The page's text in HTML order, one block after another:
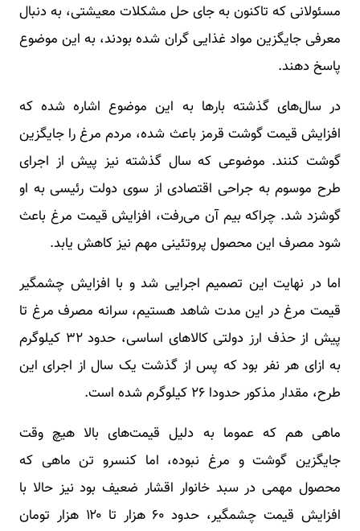
مسئولانی که تاکنون به جای حل مشکلات معیشتی، به دنبال
معرفی جایگزین مواد غذایی گران شده بودند، به این موضوع
پاسخ دهند.
در سال‌های گذشته بارها به این موضوع اشاره شده که
افزایش قیمت گوشت قرمز باعث شده، مردم مرغ را جایگزین
گوشت کنند. موضوعی که سال گذشته نیز پیش از اجرای
طرح موسوم به جراحی اقتصادی از سوی دولت رئیسی به او
گوشزد شد. چراکه بیم آن می‌رفت، افزایش قیمت مرغ باعث
شود مصرف این محصول پروتئینی مهم نیز کاهش یابد.
اما در نهایت این تصمیم اجرایی شد و با افزایش چشمگیر
قیمت مرغ در این مدت شاهد هستیم، سرانه مصرف مرغ تا
پیش از حذف ارز دولتی کالاهای اساسی، حدود ۳۲ کیلوگرم
به ازای هر نفر بود که پس از گذشت یک سال از اجرای این
طرح، مقدار مذکور حدودا ۲۶ کیلوگرم شده است.
ماهی هم که عموما به دلیل قیمت‌های بالا هیچ وقت
جایگزین گوشت و مرغ نبوده، اما کنسرو تن ماهی که
محصول مهمی در سبد خانوار اقشار ضعیف بود نیز حالا با
افزایش قیمت چشمگیر، حدود ۶۰ هزار تا ۱۲۰ هزار تومان